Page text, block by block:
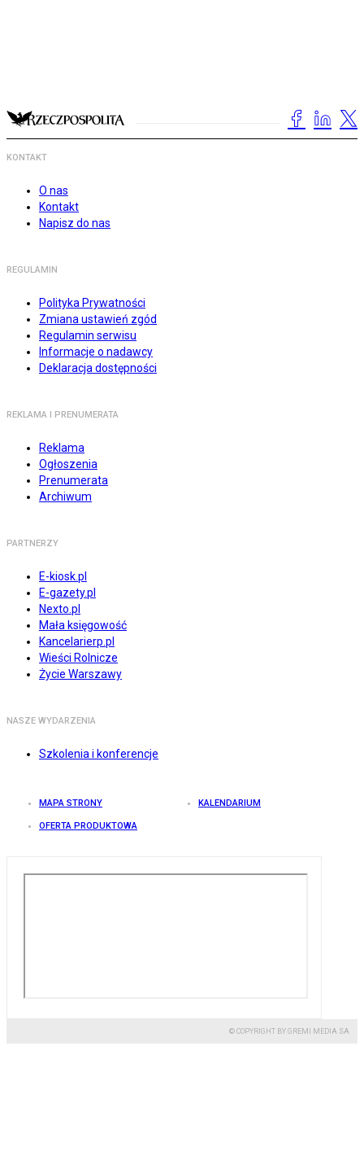
KONTAKT
O nas
Kontakt
Napisz do nas
REGULAMIN
Polityka Prywatności
Zmiana ustawień zgód
Regulamin serwisu
Informacje o nadawcy
Deklaracja dostępności
REKLAMA I PRENUMERATA
Reklama
Ogłoszenia
Prenumerata
Archiwum
PARTNERZY
E-kiosk.pl
E-gazety.pl
Nexto.pl
Mała księgowość
Kancelarierp.pl
Wieści Rolnicze
Życie Warszawy
NASZE WYDARZENIA
Szkolenia i konferencje
MAPA STRONY KALENDARIUM
OFERTA PRODUKTOWA
© COPYRIGHT BY GREMI MEDIA SA